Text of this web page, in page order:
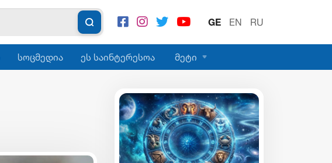
GE EN RU
სოცმედია ეს საინტერესოა მეტი